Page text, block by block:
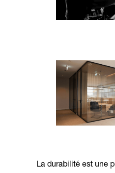
La durabilité est une